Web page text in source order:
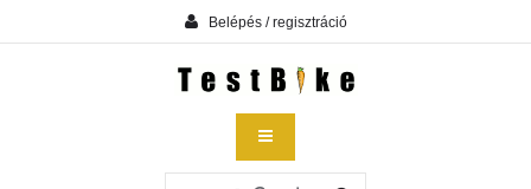
Belépés / regisztráció